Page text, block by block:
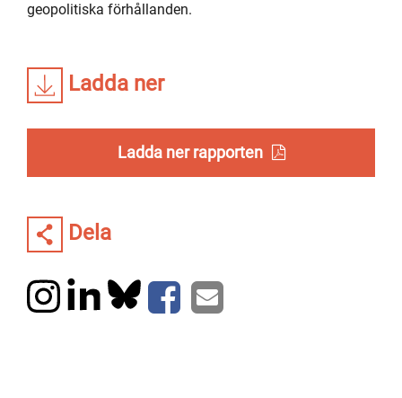
Ladda ner
Ladda ner rapporten
Dela
geopolitiska förhållanden.